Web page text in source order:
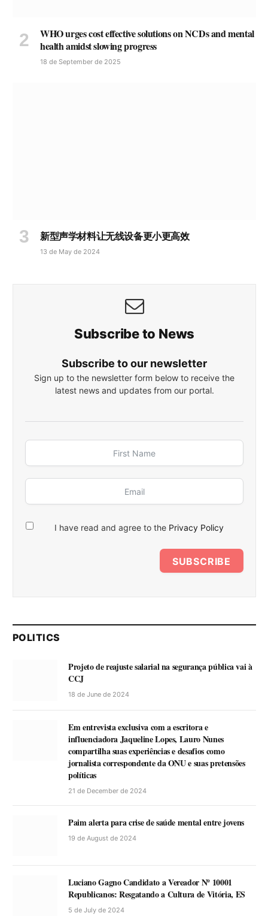
WHO urges cost effective solutions on NCDs and mental
health amidst slowing progress
18 de September de 2025
新型声学材料让无线设备更小更高效
13 de May de 2024
Subscribe to News
Subscribe to our newsletter
Sign up to the newsletter form below to receive the
latest news and updates from our portal.
I have read and agree to the Privacy Policy
SUBSCRIBE
POLITICS
Projeto de reajuste salarial na segurança pública vai à
CCJ
18 de June de 2024
Em entrevista exclusiva com a escritora e
influenciadora Jaqueline Lopes, Lauro Nunes
compartilha suas experiências e desafios como
jornalista correspondente da ONU e suas pretensões
políticas
21 de December de 2024
Paim alerta para crise de saúde mental entre jovens
19 de August de 2024
Luciano Gagno Candidato a Vereador Nº 10001
Republicanos: Resgatando a Cultura de Vitória, ES
5 de July de 2024